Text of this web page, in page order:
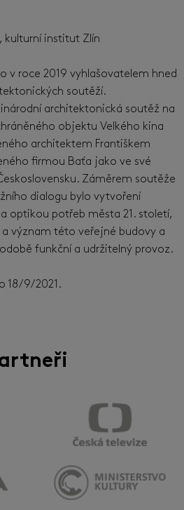
kulturní institut Zlín
v roce 2019 vyhlašovatelem hned
soutěží.
architektonická soutěž na
objektu Velkého kina
architektem Františkem
firmou Baťa jako ve své
Záměrem soutěže
dialogu bylo vytvoření
optikou potřeb města 21. století,
význam této veřejné budovy a
funkční a udržitelný provoz.
18/9/2021.